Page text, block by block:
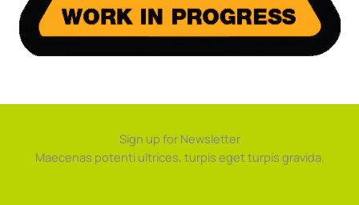
Sign up for Newsletter
Maecenas potenti ultrices, turpis eget turpis gravida.